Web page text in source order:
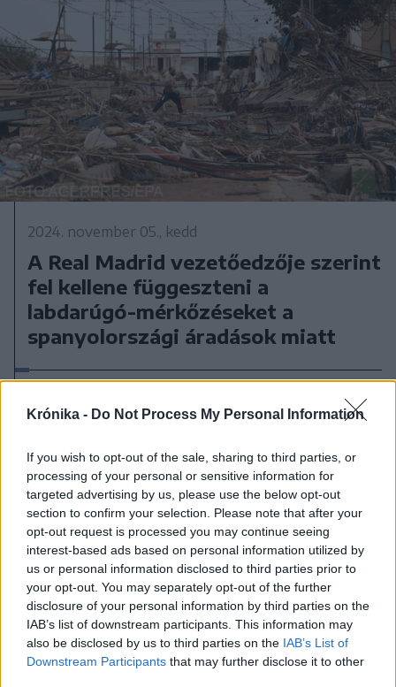
Krónika - Do Not Process My Personal Information
If you wish to opt-out of the sale, sharing to third parties, or
processing of your personal or sensitive information for
targeted advertising by us, please use the below opt-out
section to confirm your selection. Please note that after your
opt-out request is processed you may continue seeing
interest-based ads based on personal information utilized by
us or personal information disclosed to third parties prior to
your opt-out. You may separately opt-out of the further
disclosure of your personal information by third parties on the
IAB’s list of downstream participants. This information may
also be disclosed by us to third parties on the IAB’s List of
Downstream Participants that may further disclose it to other
2024. november 05., kedd
A Real Madrid vezetőedzője szerint
fel kellene függeszteni a
labdarúgó-mérkőzéseket a
spanyolországi áradások miatt